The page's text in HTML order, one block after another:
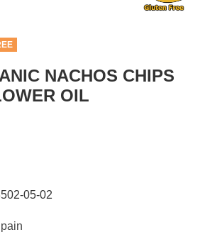
NACHOS CHIPS
OIL
05-02